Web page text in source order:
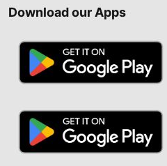
Download our Apps